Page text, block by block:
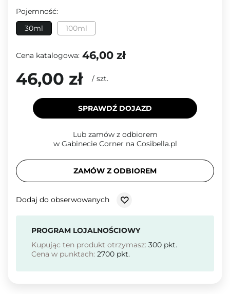
Pojemność:
30ml
100ml
Cena katalogowa: 46,00 zł
46,00 zł / szt.
SPRAWDŹ DOJAZD
Lub zamów z odbiorem
w Gabinecie Corner na Cosibella.pl
ZAMÓW Z ODBIOREM
Dodaj do obserwowanych
PROGRAM LOJALNOŚCIOWY
Kupując ten produkt otrzymasz: 300 pkt.
Cena w punktach: 2700 pkt.